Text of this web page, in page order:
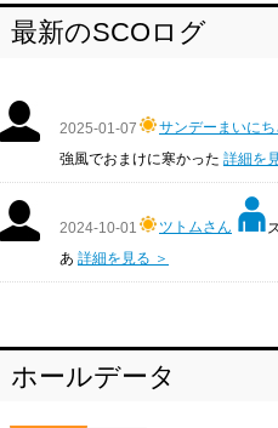
最新のSCOログ
2025-01-07 サンデーまいにち
強風でおまけに寒かった 詳細を
2024-10-01 ツトムさん
あ 詳細を見る ＞
ホールデータ